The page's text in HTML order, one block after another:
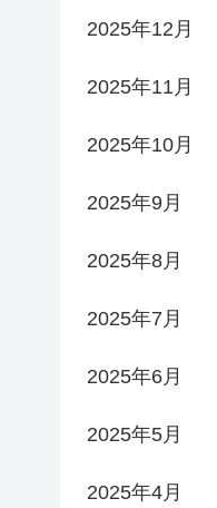
2025年12月
2025年11月
2025年10月
2025年9月
2025年8月
2025年7月
2025年6月
2025年5月
2025年4月